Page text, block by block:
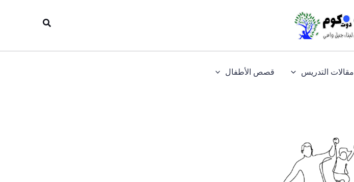
مقالات التدريس قصص الأطفال